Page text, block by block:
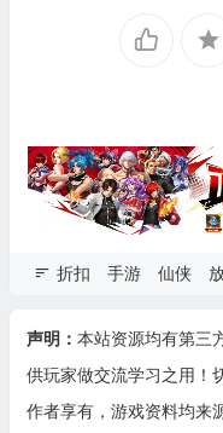
折扣 手游 仙侠
声明： 本站资源均有第三
供玩家做交流学习之用！
作者享有，游戏资料均来